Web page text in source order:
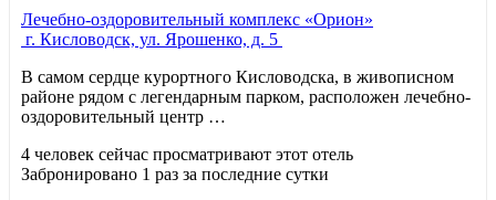
Лечебно-оздоровительный комплекс «Орион»
г. Кисловодск, ул. Ярошенко, д. 5
В самом сердце курортного Кисловодска, в живописном
районе рядом с легендарным парком, расположен лечебно-
оздоровительный центр …
4 человек сейчас просматривают этот отель
Забронировано 1 раз за последние сутки